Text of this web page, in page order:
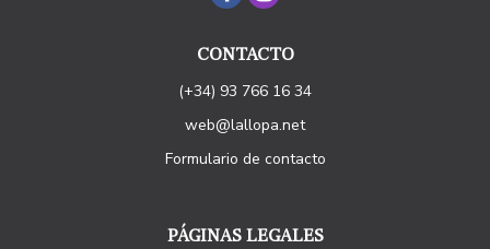
CONTACTO
(+34) 93 766 16 34
web@lallopa.net
Formulario de contacto
PÁGINAS LEGALES